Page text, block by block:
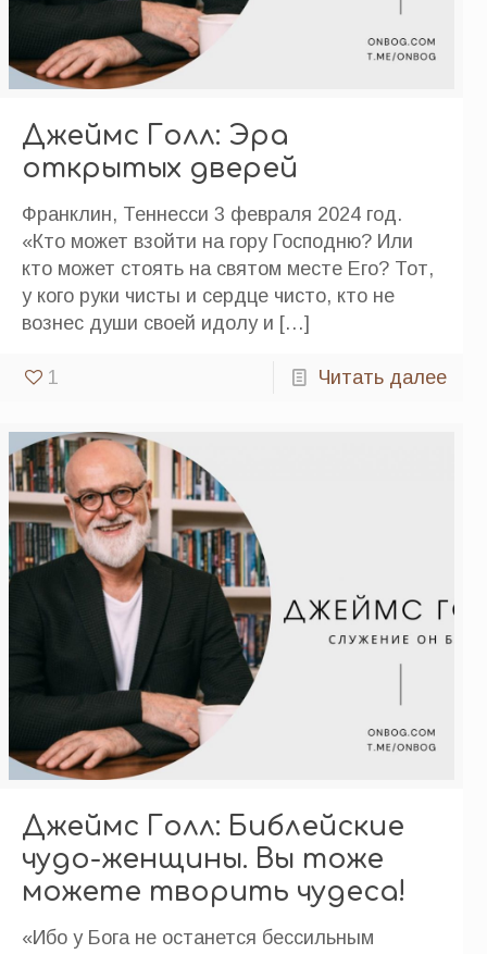
Джеймс Голл: Эра
открытых дверей
Франклин, Теннесси 3 февраля 2024 год.
«Кто может взойти на гору Господню? Или
кто может стоять на святом месте Его? Тот,
у кого руки чисты и сердце чисто, кто не
вознес души своей идолу и […]
1 Читать далее
Джеймс Голл: Библейские
чудо-женщины. Вы тоже
можете творить чудеса!
«Ибо у Бога не останется бессильным